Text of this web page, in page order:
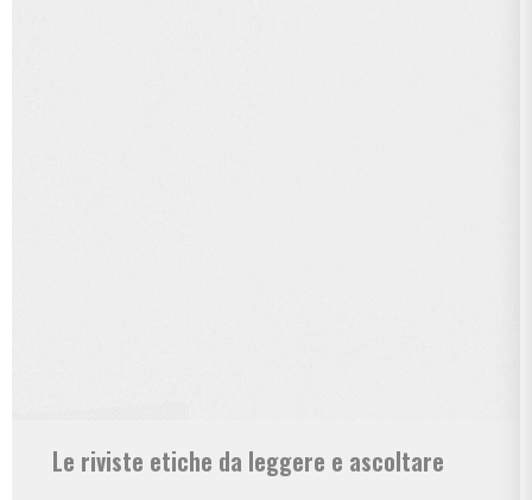
Le riviste etiche da leggere e ascoltare